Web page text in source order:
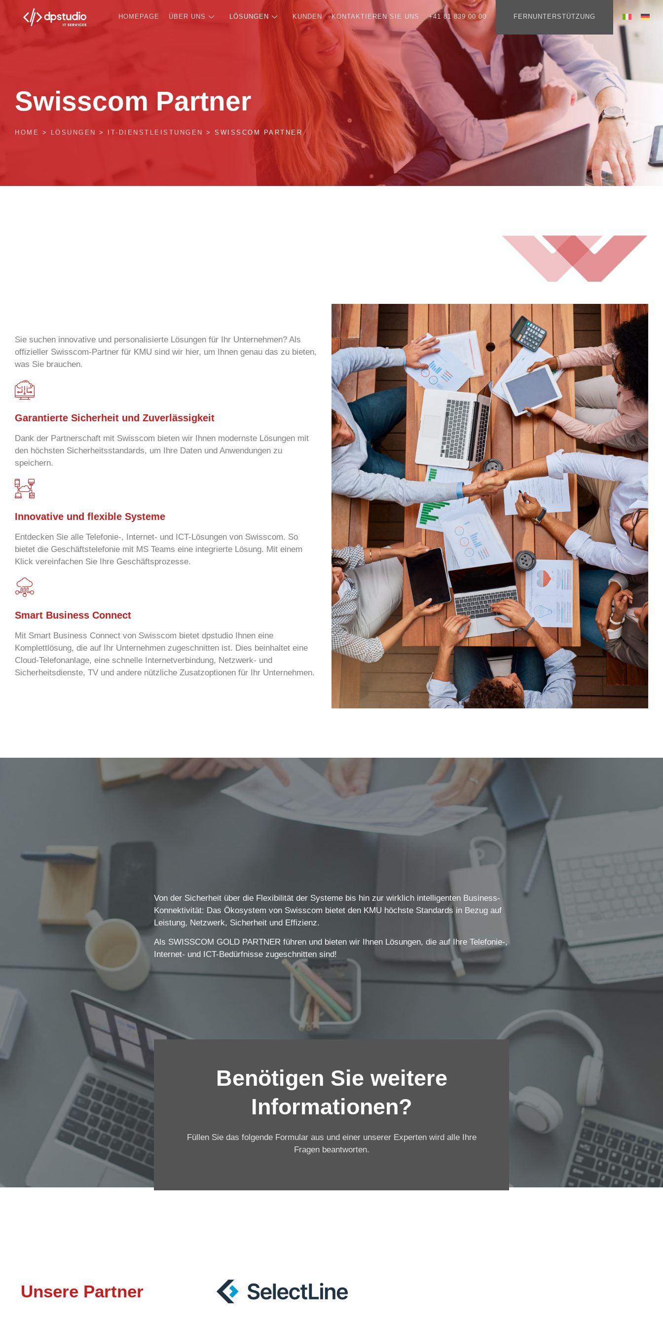
HOMEPAGE ÜBER UNS LÖSUNGEN KUNDEN KONTAKTIEREN SIE UNS +41 81 839 00 00 FERNUNTERSTÜTZUNG
Swisscom Partner
HOME > LÖSUNGEN > IT-DIENSTLEISTUNGEN > SWISSCOM PARTNER
Sie suchen innovative und personalisierte Lösungen für Ihr Unternehmen? Als
offizieller Swisscom-Partner für KMU sind wir hier, um Ihnen genau das zu bieten,
was Sie brauchen.
Garantierte Sicherheit und Zuverlässigkeit
Dank der Partnerschaft mit Swisscom bieten wir Ihnen modernste Lösungen mit
den höchsten Sicherheitsstandards, um Ihre Daten und Anwendungen zu
speichern.
Innovative und flexible Systeme
Entdecken Sie alle Telefonie-, Internet- und ICT-Lösungen von Swisscom. So
bietet die Geschäftstelefonie mit MS Teams eine integrierte Lösung. Mit einem
Klick vereinfachen Sie Ihre Geschäftsprozesse.
Smart Business Connect
Mit Smart Business Connect von Swisscom bietet dpstudio Ihnen eine
Komplettlösung, die auf Ihr Unternehmen zugeschnitten ist. Dies beinhaltet eine
Cloud-Telefonanlage, eine schnelle Internetverbindung, Netzwerk- und
Sicherheitsdienste, TV und andere nützliche Zusatzoptionen für Ihr Unternehmen.
Von der Sicherheit über die Flexibilität der Systeme bis hin zur wirklich intelligenten Business-
Konnektivität: Das Ökosystem von Swisscom bietet den KMU höchste Standards in Bezug auf
Leistung, Netzwerk, Sicherheit und Effizienz.
Als SWISSCOM GOLD PARTNER führen und bieten wir Ihnen Lösungen, die auf Ihre Telefonie-,
Internet- und ICT-Bedürfnisse zugeschnitten sind!
Benötigen Sie weitere
Informationen?
Füllen Sie das folgende Formular aus und einer unserer Experten wird alle Ihre
Fragen beantworten.
Unsere Partner